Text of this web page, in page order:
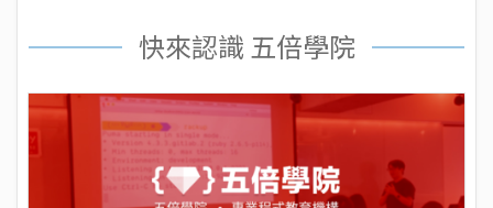
快來認識 五倍學院